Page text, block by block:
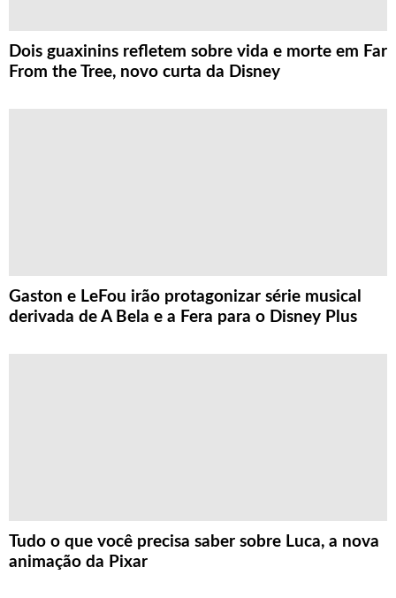
Dois guaxinins refletem sobre vida e morte em Far
From the Tree, novo curta da Disney
Gaston e LeFou irão protagonizar série musical
derivada de A Bela e a Fera para o Disney Plus
Tudo o que você precisa saber sobre Luca, a nova
animação da Pixar